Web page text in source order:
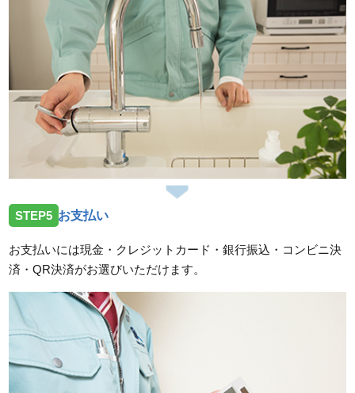
STEP5 お支払い
お支払いには現金・クレジットカード・銀行振込・コンビニ決
済・QR決済がお選びいただけます。